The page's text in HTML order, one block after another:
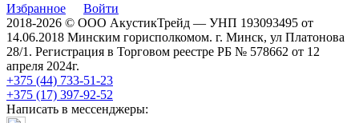
Избранное
Войти
2018-2026 © ООО АкустикТрейд — УНП 193093495 от
14.06.2018 Минским горисполкомом. г. Минск, ул Платонова
28/1. Регистрация в Торговом реестре РБ № 578662 от 12
апреля 2024г.
+375 (44) 733-51-23
+375 (17) 397-92-52
Написать в мессенджеры: